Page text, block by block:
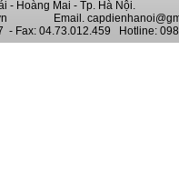
- Hoàng Mai - Tp. Hà Nội.
Email.
- Fax: 04.73.012.459 Hotline: